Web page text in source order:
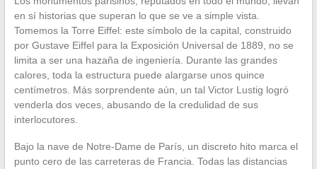
en sí historias que superan lo que se ve a simple vista.
Tomemos la Torre Eiffel: este símbolo de la capital, construido
por Gustave Eiffel para la Exposición Universal de 1889, no se
limita a ser una hazaña de ingeniería. Durante las grandes
calores, toda la estructura puede alargarse unos quince
centímetros. Más sorprendente aún, un tal Victor Lustig logró
venderla dos veces, abusando de la credulidad de sus
interlocutores.
Bajo la nave de Notre-Dame de París, un discreto hito marca el
punto cero de las carreteras de Francia. Todas las distancias